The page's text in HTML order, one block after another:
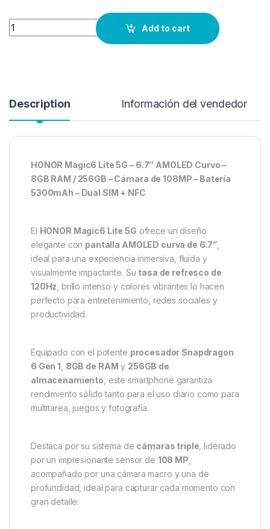
Quantity
Add to cart
Description Información del vendedor
HONOR Magic6 Lite 5G – 6.7″ AMOLED Curvo –
8GB RAM / 256GB – Cámara de 108MP – Batería
5300mAh – Dual SIM + NFC
El HONOR Magic6 Lite 5G ofrece un diseño
elegante con pantalla AMOLED curva de 6.7”
ideal para una experiencia inmersiva, fluida y
visualmente impactante. Su tasa de refresco de
120Hz , brillo intenso y colores vibrantes lo hacen
perfecto para entretenimiento, redes sociales y
productividad.
Equipado con el potente procesador Snapdragon
6 Gen 1 8GB de RAM y 256GB de
almacenamiento , este smartphone garantiza
rendimiento sólido tanto para el uso diario como para
multitarea, juegos y fotografía.
Destaca por su sistema de cámaras triple , liderado
por un impresionante sensor de 108 MP
acompañado por una cámara macro y una de
profundidad, ideal para capturar cada momento con
gran detalle.